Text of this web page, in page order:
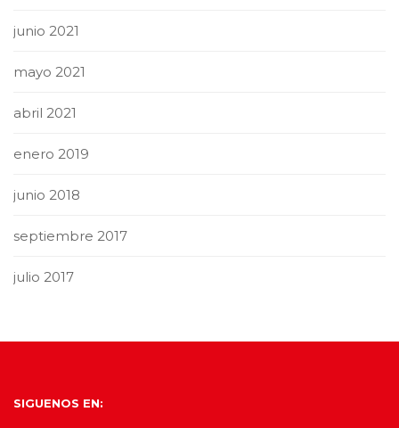
junio 2021
mayo 2021
abril 2021
enero 2019
junio 2018
septiembre 2017
julio 2017
SIGUENOS EN: